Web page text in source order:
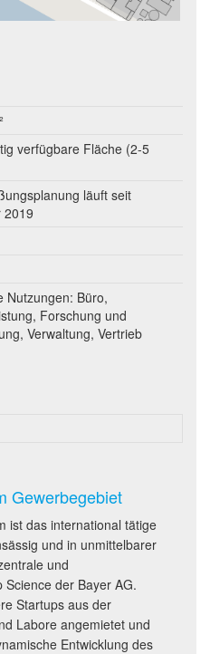
verfügbare Fläche (2-5
läuft seit
2019
Nutzungen: Büro,
Forschung und
Verwaltung, Vertrieb
Gewerbegebiet
ist das international tätige
und in unmittelbarer
und
der Bayer AG.
Startups aus der
Labore angemietet und
Entwicklung des